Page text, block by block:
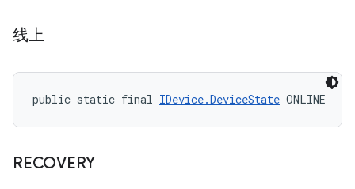
线上
public static final IDevice.DeviceState ONLINE
RECOVERY